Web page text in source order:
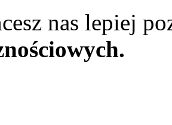
nas lepiej